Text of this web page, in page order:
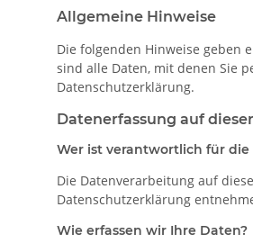
Allgemeine Hinweise
Die folgenden Hinweise geben
sind alle Daten, mit denen Sie
Datenschutzerklärung.
Datenerfassung auf
Wer ist verantwortlich für
Die Datenverarbeitung auf
Datenschutzerklärung
Wie erfassen wir Ihre Daten?